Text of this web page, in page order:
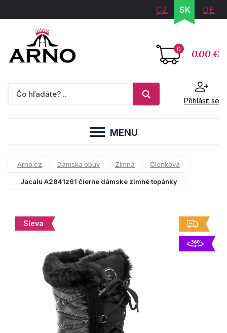
CZ SK DE
0 0.00 €
Přihlásit se
MENU
Arno.cz Dámska obuv Zimná Členková
Jacalu A2841z61 čierne dámske zimné topánky
Sleva